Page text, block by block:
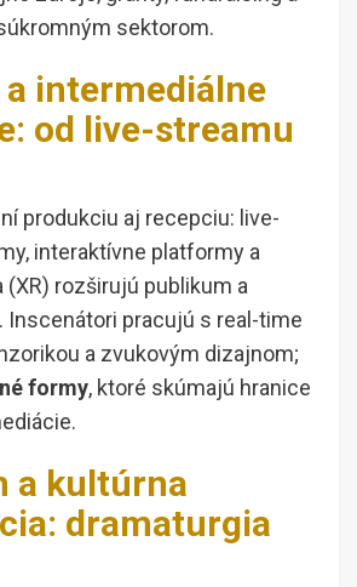
sektorom.
intermediálne
od live-streamu
produkciu aj recepciu: live-
interaktívne platformy a
(XR) rozširujú publikum a
Inscenátori pracujú s real-time
a zvukovým dizajnom;
formy, ktoré skúmajú hranice
a kultúrna
dramaturgia